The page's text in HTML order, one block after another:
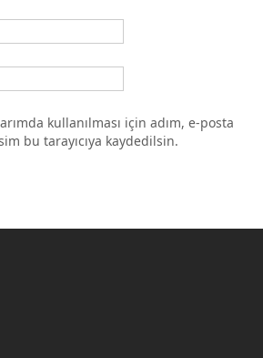
kullanılması için adım, e-posta
bu tarayıcıya kaydedilsin.